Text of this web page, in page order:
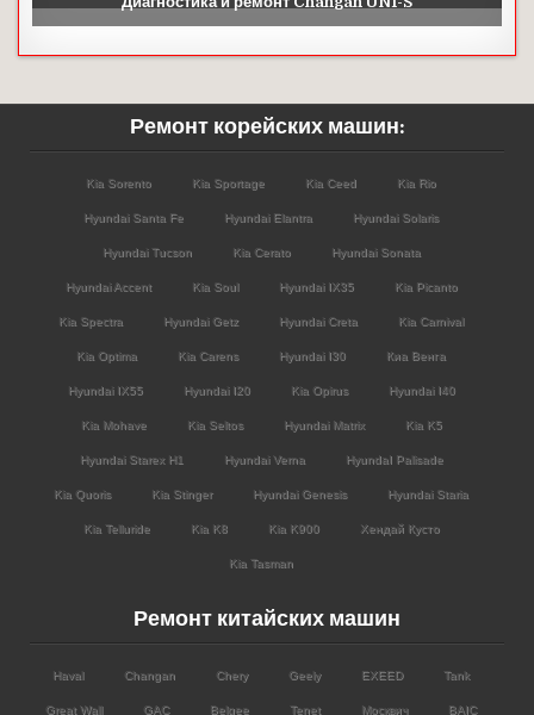
Ремонт корейских машин:
Kia Sorento Kia Sportage Kia Ceed Kia Rio
Hyundai Santa Fe Hyundai Elantra Hyundai Solaris
Hyundai Tucson Kia Cerato Hyundai Sonata
Hyundai Accent Kia Soul Hyundai IX35 Kia Picanto
Kia Spectra Hyundai Getz Hyundai Creta Kia Carnival
Kia Optima Kia Carens Hyundai I30 Киа Венга
Hyundai IX55 Hyundai I20 Kia Opirus Hyundai I40
Kia Mohave Kia Seltos Hyundai Matrix Kia K5
Hyundai Starex H1 Hyundai Verna HyundaI Palisade
Kia Quoris Kia Stinger Hyundai Genesis Hyundai Staria
Kia Telluride Kia K8 Kia K900 Хендай Кусто
Kia Tasman
Ремонт китайских машин
Haval Changan Chery Geely EXEED Tank
Great Wall GAC Belgee Tenet Москвич BAIC